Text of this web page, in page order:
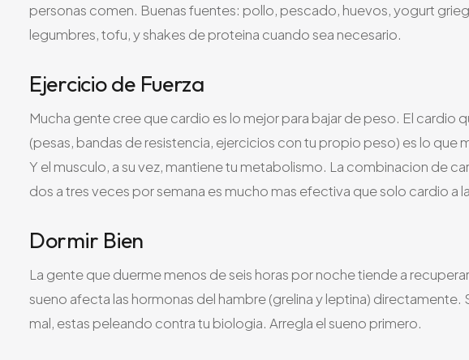
personas comen. Buenas fuentes: pollo, pescado, huevos, yogurt
legumbres, tofu, y shakes de proteina cuando sea necesario.
Ejercicio de Fuerza
Mucha gente cree que cardio es lo mejor para bajar de peso. El cardio
(pesas, bandas de resistencia, ejercicios con tu propio peso) es lo que
Y el musculo, a su vez, mantiene tu metabolismo. La combinacion de
dos a tres veces por semana es mucho mas efectiva que solo cardio a
Dormir Bien
La gente que duerme menos de seis horas por noche tiende a
sueno afecta las hormonas del hambre (grelina y leptina)
mal, estas peleando contra tu biologia. Arregla el sueno primero.